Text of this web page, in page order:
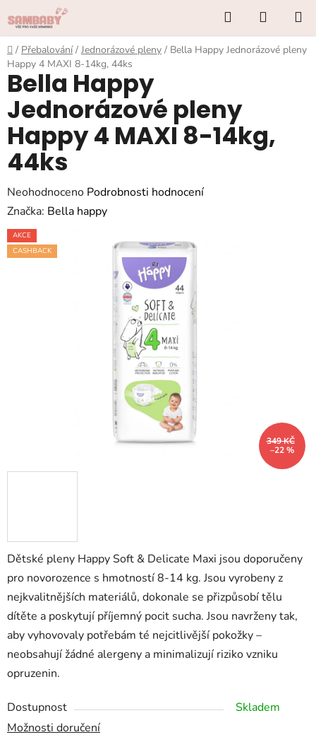
na
obsah
Hledat
KOŠÍK
Domů
/ Přebalování / Jednorázové pleny / Bella Happy Jednorázové pleny
Happy 4 MAXI 8-14kg, 44ks
Dětské pleny Happy Soft & Delicate Maxi jsou doporučeny
pro novorozence s hmotností 8-14 kg. Jsou vyrobeny z
nejkvalitnějších materiálů, dokonale se přizpůsobí tělu
dítěte a poskytují příjemný pocit sucha. Jsou navrženy tak,
aby vyhovovaly potřebám té nejcitlivější pokožky –
neobsahují žádné alergeny a minimalizují riziko vzniku
opruzenin.
Dostupnost
Skladem
Možnosti doručení
Bella Happy
Jednorázové pleny
Happy 4 MAXI 8-14kg,
44ks
Průměrné
hodnocení
produktu
je
Neohodnoceno Podrobnosti hodnocení
Značka: Bella happy
AKCE
CASHBACK
349 KČ
–22 %